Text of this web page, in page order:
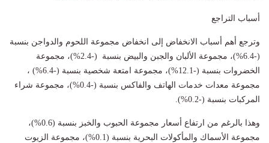
أسباب التراجع
وترجع أهم أسباب الانخفاض إلى انخفاض مجموعة اللحوم والدواجن بنسبة
(-6.4%)، مجموعة الألبان والجبن والبيض بنسبة (-2.4%)، مجموعة
الخضروات بنسبة (-12.1%)، مجموعة امتعة شخصية بنسبة (-6.4%) ،
مجموعة معدات خدمات الهاتف والفاكس بنسبة (-0.4%)، مجموعة شراء
المركبات بنسبة (-0.2%).
وهذا بالرغم من ارتفاع أسعار مجموعة الحبوب والخبز بنسبة (0.6%)،
مجموعة الأسماك والمأكولات البحرية بنسبة (0.1%)، مجموعة الزيوت